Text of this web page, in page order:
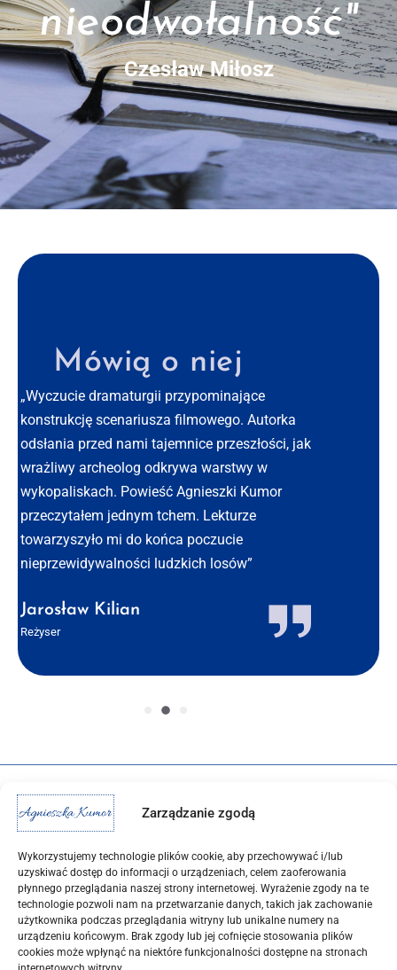
Zarządzanie zgodą
Wykorzystujemy technologie plików cookie, aby przechowywać i/lub
uzyskiwać dostęp do informacji o urządzeniach, celem zaoferowania
płynnego przeglądania naszej strony internetowej. Wyrażenie zgody na te
technologie pozwoli nam na przetwarzanie danych, takich jak zachowanie
użytkownika podczas przeglądania witryny lub unikalne numery na
urządzeniu końcowym. Brak zgody lub jej cofnięcie stosowania plików
cookies może wpłynąć na niektóre funkcjonalności dostępne na stronach
nieodwołalność"
Czesław Miłosz
Mówią o niej
„Wyczucie dramaturgii przypominające
konstrukcję scenariusza filmowego. Autorka
odsłania przed nami tajemnice przeszłości, jak
wrażliwy archeolog odkrywa warstwy w
wykopaliskach. Powieść Agnieszki Kumor
przeczytałem jednym tchem. Lekturze
towarzyszyło mi do końca poczucie
nieprzewidywalności ludzkich losów”
Jarosław Kilian
Reżyser